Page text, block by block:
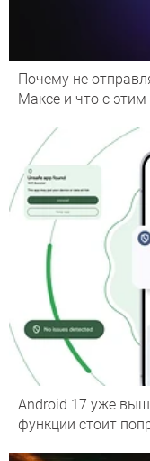
Почему не
Максе и что с этим
Android 17 уже
функции стоит